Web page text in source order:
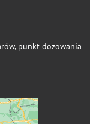
punkt dozowania